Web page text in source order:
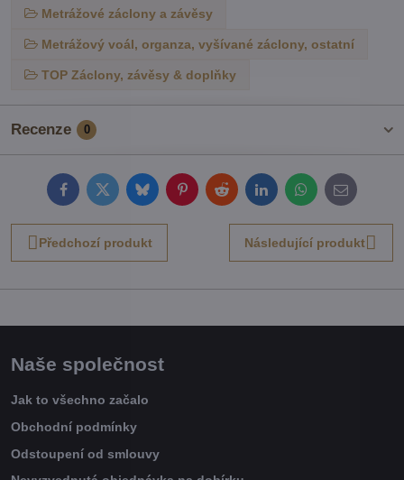
Metrážové záclony a závěsy
Metrážový voál, organza, vyšívané záclony, ostatní
TOP Záclony, závěsy & doplňky
Recenze 0
FacebookTwitterBlueskyPinterestRedditLinkedInWhatsApp
E-
mail
Předchozí produkt Následující produkt
Naše společnost
Jak to všechno začalo
Obchodní podmínky
Odstoupení od smlouvy